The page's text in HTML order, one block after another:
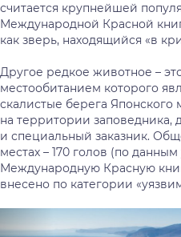
считается крупнейшей
Международной Красной
как зверь, находящийся «в
Другое редкое животное –
местообитанием которого
скалистые берега Японского
на территории заповедника,
и специальный заказник.
местах – 170 голов (по
Международную Красную
внесено по категории
Предыдущий